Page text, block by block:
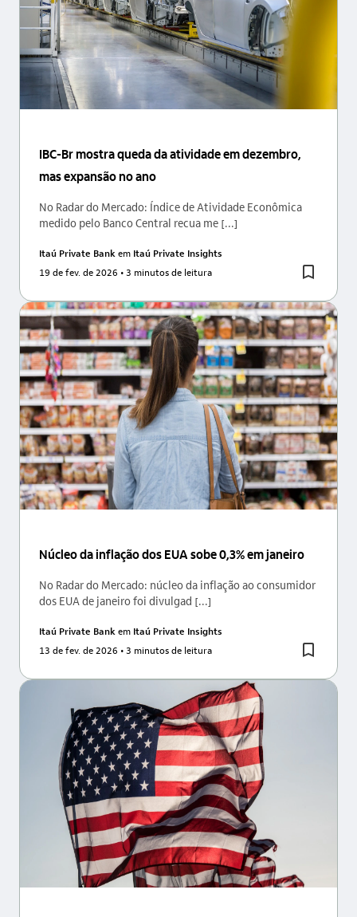
IBC-Br mostra queda da atividade em dezembro,
mas expansão no ano
No Radar do Mercado: Índice de Atividade Econômica
medido pelo Banco Central recua me [...]
Itaú Private Bankem Itaú Private Insights
19 de fev. de 2026 • 3 minutos de leitura
Núcleo da inflação dos EUA sobe 0,3% em janeiro
No Radar do Mercado: núcleo da inflação ao consumidor
dos EUA de janeiro foi divulgad [...]
Itaú Private Bankem Itaú Private Insights
13 de fev. de 2026 • 3 minutos de leitura